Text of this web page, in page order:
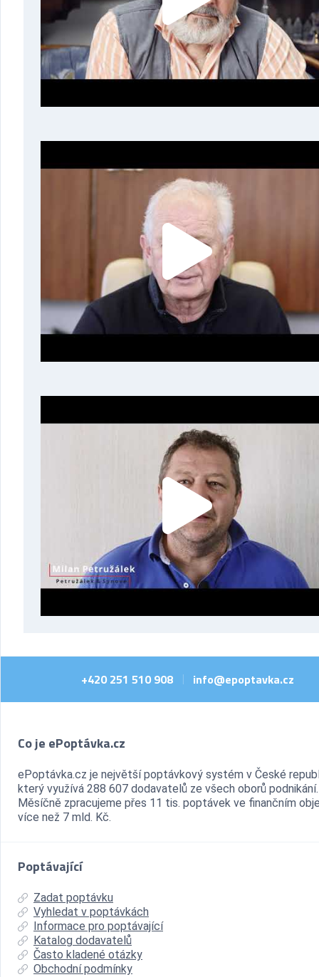
+420 251 510 908 info@epoptavka.cz
Co je ePoptávka.cz
ePoptávka.cz je největší poptávkový systém v České
který využívá 288 607 dodavatelů ze všech oborů podnikání.
Měsíčně zpracujeme přes 11 tis. poptávek ve finančním
více než 7 mld. Kč.
Poptávající
Zadat poptávku
Vyhledat v poptávkách
Informace pro poptávající
Katalog dodavatelů
Často kladené otázky
Obchodní podmínky